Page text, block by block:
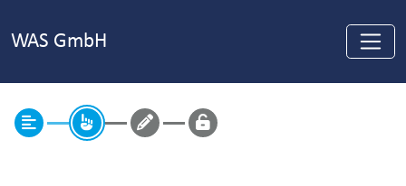
WAS GmbH